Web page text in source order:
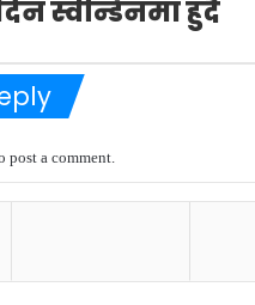
स्वीन्डेनमा हुदै
post a comment.